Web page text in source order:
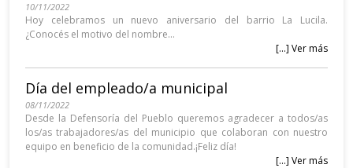
10/11/2022
Hoy celebramos un nuevo aniversario del barrio La Lucila.
¿Conocés el motivo del nombre...
[...] Ver más
Día del empleado/a municipal
08/11/2022
Desde la Defensoría del Pueblo queremos agradecer a todos/as
los/as trabajadores/as del municipio que colaboran con nuestro
equipo en beneficio de la comunidad.¡Feliz día!
[...] Ver más